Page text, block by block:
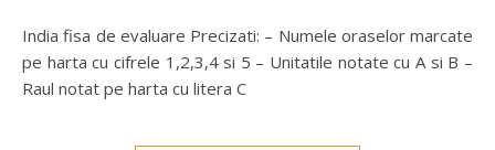
India fisa de evaluare Precizati: – Numele oraselor marcate
pe harta cu cifrele 1,2,3,4 si 5 – Unitatile notate cu A si B –
Raul notat pe harta cu litera C